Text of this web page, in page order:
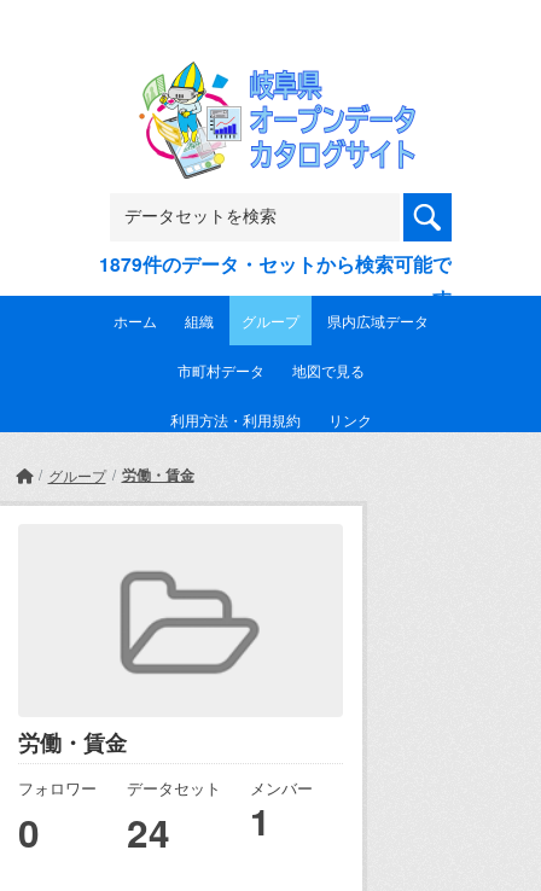
1879件のデータ・セットから検索可能で
す
ホーム 組織 グループ 県内広域データ
市町村データ 地図で見る
利用方法・利用規約 リンク
グループ 労働・賃金
労働・賃金
フォロワー
0
データセット
24
メンバー
1